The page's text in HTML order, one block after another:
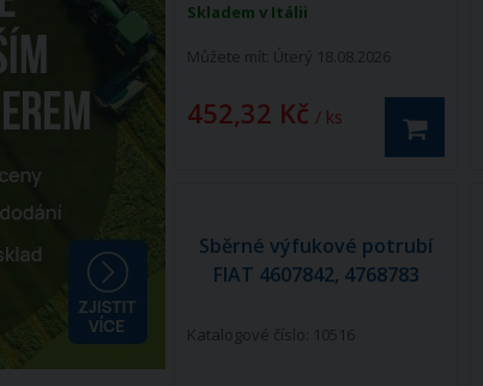
Skladem v Itálii
Můžete mít: Úterý 18.08.2026
452,32 Kč / ks
Sběrné výfukové potrubí
FIAT 4607842, 4768783
Katalogové číslo: 10516